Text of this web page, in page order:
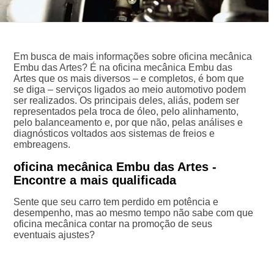
Em busca de mais informações sobre oficina mecânica
Embu das Artes? É na oficina mecânica Embu das
Artes que os mais diversos – e completos, é bom que
se diga – serviços ligados ao meio automotivo podem
ser realizados. Os principais deles, aliás, podem ser
representados pela troca de óleo, pelo alinhamento,
pelo balanceamento e, por que não, pelas análises e
diagnósticos voltados aos sistemas de freios e
embreagens.
oficina mecânica Embu das Artes -
Encontre a mais qualificada
Sente que seu carro tem perdido em potência e
desempenho, mas ao mesmo tempo não sabe com que
oficina mecânica contar na promoção de seus
eventuais ajustes?